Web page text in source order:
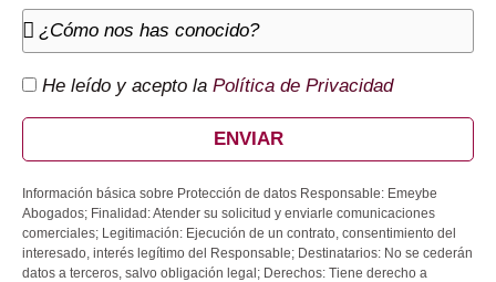
He leído y acepto la Política de Privacidad
ENVIAR
Información básica sobre Protección de datos Responsable: Emeybe
Abogados; Finalidad: Atender su solicitud y enviarle comunicaciones
comerciales; Legitimación: Ejecución de un contrato, consentimiento del
interesado, interés legítimo del Responsable; Destinatarios: No se cederán
datos a terceros, salvo obligación legal; Derechos: Tiene derecho a